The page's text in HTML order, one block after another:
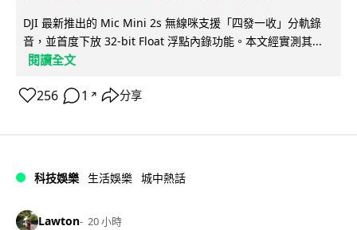
DJI 最新推出的 Mic Mini 2s 無線咪支援「四發一收」分軌錄
音，並首度下放 32-bit Float 浮點內錄功能。本文經實測其...
閱讀全文
256 1 ↗ 分享
科技娛樂 生活娛樂 城中熱話
Lawton 20 小時